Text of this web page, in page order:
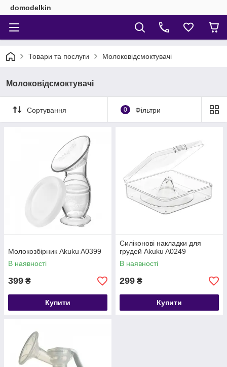
domodelkin
Товари та послуги Молоковідсмоктувачі
Молоковідсмоктувачі
Сортування 0 Фільтри
Молокозбірник Akuku A0399
В наявності
399 ₴
Купити
Силіконові накладки для
грудей Akuku A0249
В наявності
299 ₴
Купити